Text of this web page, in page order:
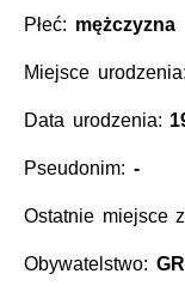
Płeć: mężczyzna
Miejsce
Data urodzenia:
Pseudonim: -
Ostatnie miejsce
Obywatelstwo: